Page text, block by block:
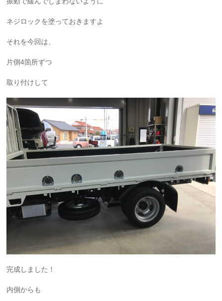
ネジロックを塗っておきますよ
それを今回は、
片側4箇所ずつ
取り付けして
完成しました！
内側からも